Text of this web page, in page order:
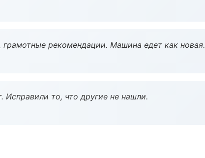
рекомендации. Машина едет как новая.
Исправили то, что другие не нашли.